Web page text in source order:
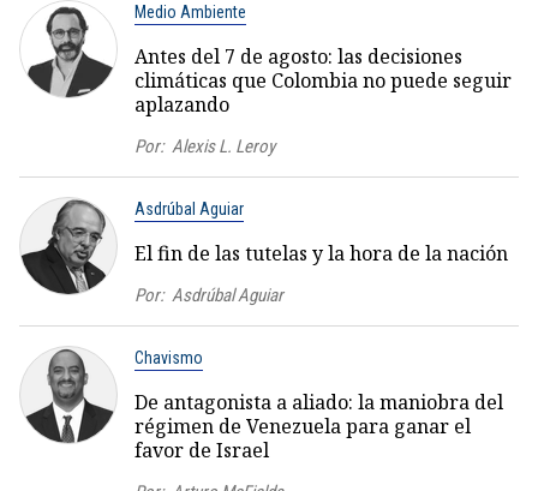
Medio Ambiente
Antes del 7 de agosto: las decisiones
climáticas que Colombia no puede seguir
aplazando
Por: Alexis L. Leroy
Asdrúbal Aguiar
El fin de las tutelas y la hora de la nación
Por: Asdrúbal Aguiar
Chavismo
De antagonista a aliado: la maniobra del
régimen de Venezuela para ganar el
favor de Israel